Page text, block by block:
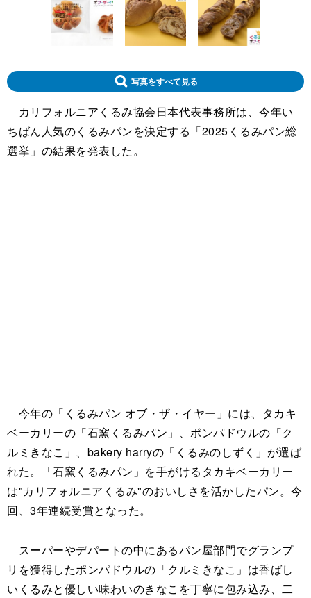
写真をすべて見る
カリフォルニアくるみ協会日本代表事務所は、今年い
ちばん人気のくるみパンを決定する「2025くるみパン総
選挙」の結果を発表した。
今年の「くるみパン オブ・ザ・イヤー」には、タカキ
ベーカリーの「石窯くるみパン」、ポンパドウルの「ク
ルミきなこ」、bakery harryの「くるみのしずく」が選ば
れた。「石窯くるみパン」を手がけるタカキベーカリー
は"カリフォルニアくるみ"のおいしさを活かしたパン。今
回、3年連続受賞となった。
スーパーやデパートの中にあるパン屋部門でグランプ
リを獲得したポンパドウルの「クルミきなこ」は香ばし
いくるみと優しい味わいのきなこを丁寧に包み込み、二